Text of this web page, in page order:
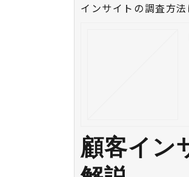
インサイトの調査方
顧客イン